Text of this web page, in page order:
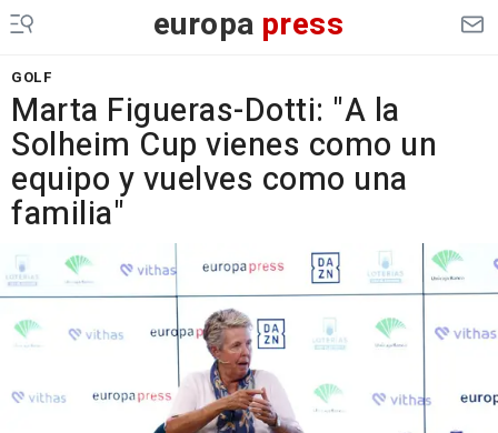
europa press
GOLF
Marta Figueras-Dotti: "A la
Solheim Cup vienes como un
equipo y vuelves como una
familia"